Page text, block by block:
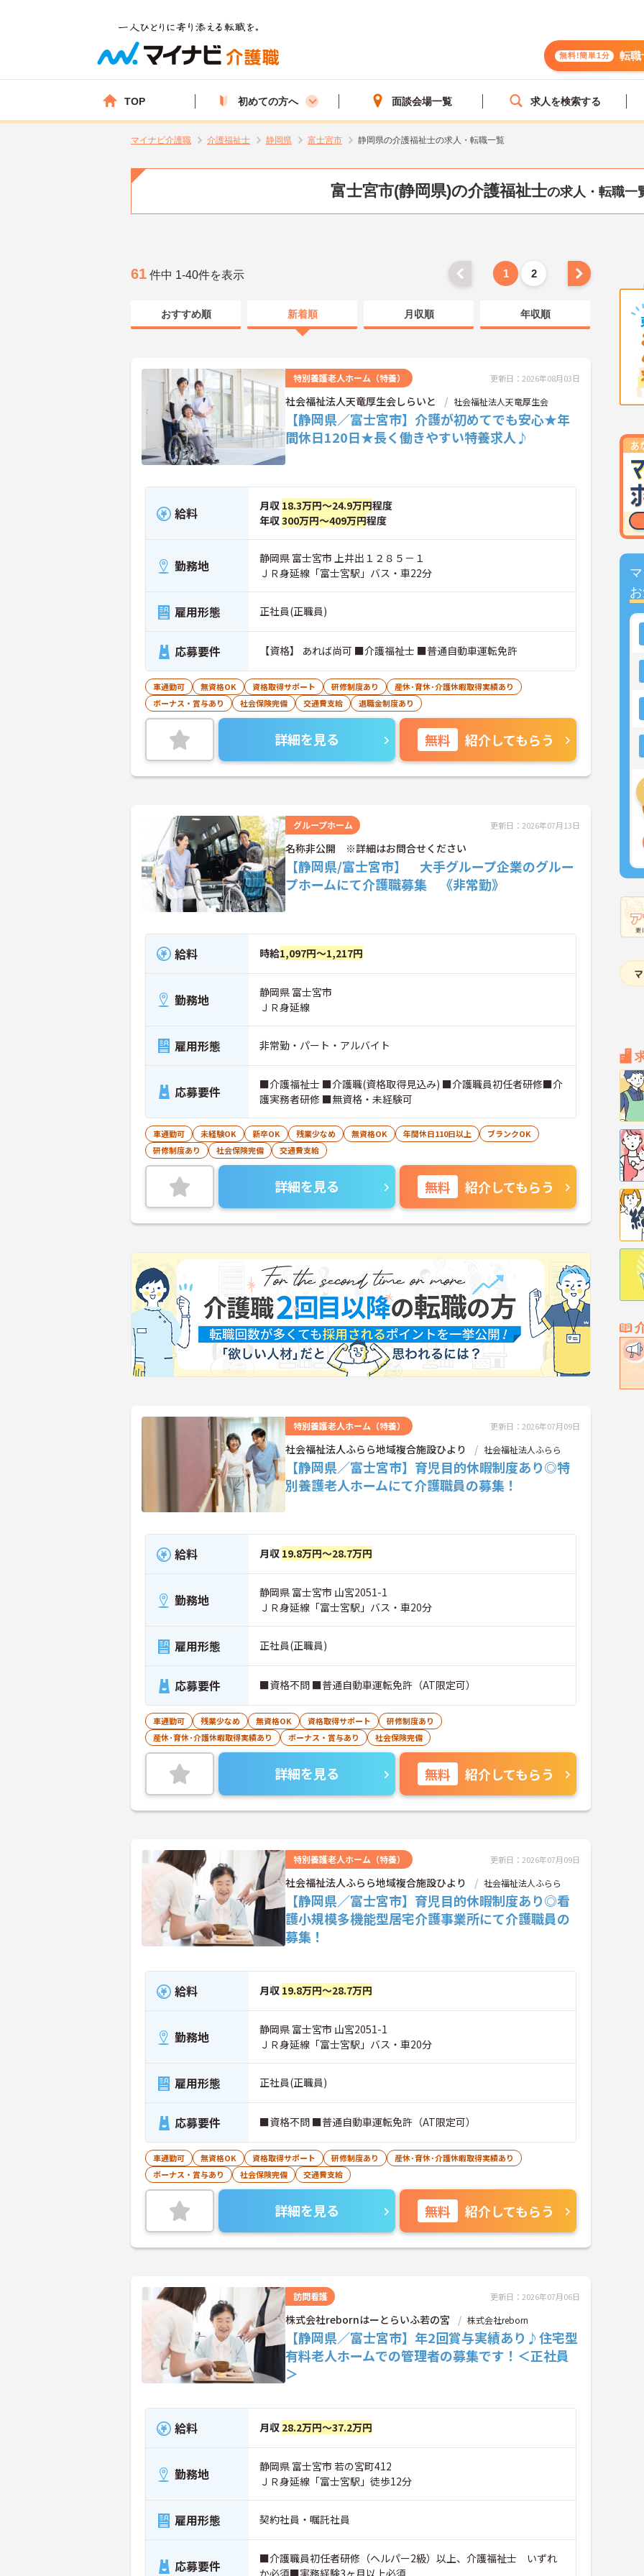
無料!簡単1分 転職
TOP 初めての方へ 面談会場一覧 求人を検索する
マイナビ介護職 介護福祉士 静岡県 富士宮市 静岡県の介護福祉士の求人・転職一覧
富士宮市(静岡県)の介護福祉士の求人・転職一
61 件中 1-40件を表示 1 2
おすすめ順 新着順 月収順 年収順
特別養護老人ホーム（特養） 更新日：2026年08月03日
社会福祉法人天竜厚生会しらいと 社会福祉法人天竜厚生会
【静岡県／富士宮市】介護が初めてでも安心★年
間休日120日★長く働きやすい特養求人♪
給料 月収 18.3万円～24.9万円程度
年収300万円～409万円程度
勤務地
静岡県 富士宮市 上井出１２８５－１
ＪＲ身延線「富士宮駅」バス・車22分
雇用形態 正社員(正職員)
応募要件 【資格】 あれば尚可 ■介護福祉士 ■普通自動車運転免許
車通勤可 無資格OK 資格取得サポート 研修制度あり
産休･育休･介護休暇取得実績あり
ボーナス・賞与あり
社会保険完備 交通費支給 退職金制度あり
詳細を見る 無料 紹介してもらう
グループホーム 更新日：2026年07月13日
名称非公開 ※詳細はお問合せください
【静岡県/富士宮市】 大手グループ企業のグルー
プホームにて介護職募集 《非常勤》
給料 時給1,097円～1,217円
勤務地
静岡県 富士宮市
ＪＲ身延線
雇用形態 非常勤・パート・アルバイト
応募要件
■介護福祉士 ■介護職(資格取得見込み) ■介護職員初任者研修■介
護実務者研修 ■無資格・未経験可
車通勤可 未経験OK 新卒OK 残業少なめ 無資格OK 年間休日110日以上
ブランクOK
研修制度あり
社会保険完備 交通費支給
詳細を見る 無料 紹介してもらう
特別養護老人ホーム（特養） 更新日：2026年07月09日
社会福祉法人ふらら地域複合施設ひより 社会福祉法人ふらら
【静岡県／富士宮市】育児目的休暇制度あり◎特
別養護老人ホームにて介護職員の募集！
給料 月収 19.8万円～28.7万円
勤務地
静岡県 富士宮市 山宮2051-1
ＪＲ身延線「富士宮駅」バス・車20分
雇用形態 正社員(正職員)
応募要件 ■資格不問 ■普通自動車運転免許（AT限定可）
車通勤可 残業少なめ 無資格OK 資格取得サポート
研修制度あり
産休･育休･介護休暇取得実績あり
ボーナス・賞与あり 社会保険完備
詳細を見る 無料 紹介してもらう
特別養護老人ホーム（特養） 更新日：2026年07月09日
社会福祉法人ふらら地域複合施設ひより 社会福祉法人ふらら
【静岡県／富士宮市】育児目的休暇制度あり◎看
護小規模多機能型居宅介護事業所にて介護職員の
募集！
給料 月収 19.8万円～28.7万円
勤務地
静岡県 富士宮市 山宮2051-1
ＪＲ身延線「富士宮駅」バス・車20分
雇用形態 正社員(正職員)
応募要件 ■資格不問 ■普通自動車運転免許（AT限定可）
車通勤可 無資格OK 資格取得サポート 研修制度あり
産休･育休･介護休暇取得実績あり
ボーナス・賞与あり
社会保険完備 交通費支給
詳細を見る 無料 紹介してもらう
訪問看護 更新日：2026年07月06日
株式会社rebornはーとらいふ若の宮 株式会社reborn
【静岡県／富士宮市】年2回賞与実績あり♪住宅型
有料老人ホームでの管理者の募集です！＜正社員
＞
給料 月収 28.2万円～37.2万円
勤務地
静岡県 富士宮市 若の宮町412
ＪＲ身延線「富士宮駅」徒歩12分
雇用形態 契約社員・嘱託社員
応募要件
■介護職員初任者研修（ヘルパー2級）以上、介護福祉士 いずれ